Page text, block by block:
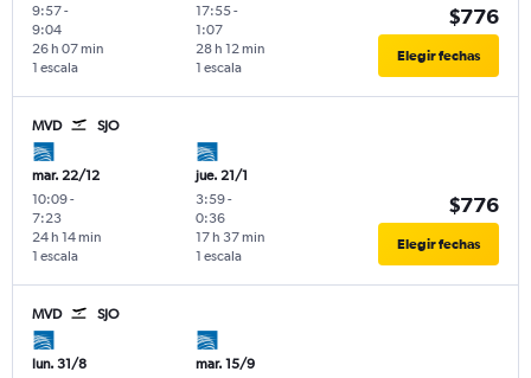
9:57-
9:04
1 escala
26 h 07 min
17:55-
1:07
1 escala
28 h 12 min
$776
Elegir fechas
MVD SJO
mar. 22/12
10:09-
7:23
1 escala
24 h 14 min
jue. 21/1
3:59-
0:36
1 escala
17 h 37 min
$776
Elegir fechas
MVD SJO
lun. 31/8
mar. 15/9